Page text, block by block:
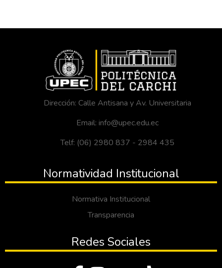
Dirección: Calle Antisana y Av. Universitaria
Email: info@upec.edu.ec
Telf: (06) 2980 837 - 2984 435
Normatividad Institucional
Normativa Institucional
Transparencia
Redes Sociales